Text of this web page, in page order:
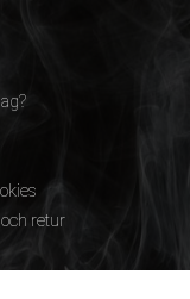
retur